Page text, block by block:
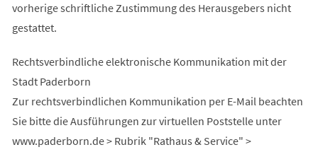
vorherige schriftliche Zustimmung des Herausgebers nicht
gestattet.
Rechtsverbindliche elektronische Kommunikation mit der
Stadt Paderborn
Zur rechtsverbindlichen Kommunikation per E-Mail beachten
Sie bitte die Ausführungen zur virtuellen Poststelle unter
www.paderborn.de > Rubrik "Rathaus & Service" >